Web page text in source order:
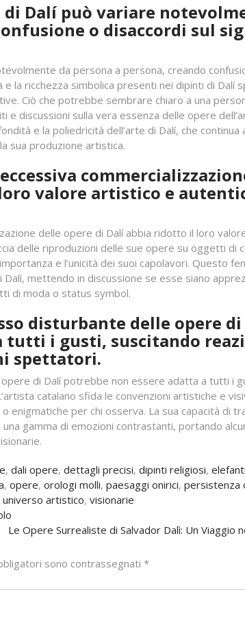
Dalí può variare
o disaccordi sul
da persona a persona, creando
la ricchezza simbolica presenti nei dipinti di Dalí
Ciò che potrebbe sembrare chiaro a una
e discussioni sulla vera essenza delle opere
e la poliedricità dell’arte di Dalí, che continua
sua produzione artistica.
valore artistico e
delle opere di Dalí abbia ridotto il loro
delle riproduzioni delle sue opere su oggetti di
e l’unicità dei suoi capolavori. Questo
mettendo in discussione se esse siano
di moda o status symbol.
disturbante delle opere
tutti i gusti, suscitando
spettatori.
di Dalí potrebbe non essere adatta a tutti i
catalano sfida le convenzioni artistiche e
enigmatiche per chi osserva. La sua capacità di
gamma di emozioni contrastanti, portando
, dali opere, dettagli precisi, dipinti religiosi,
, opere, orologi molli, paesaggi onirici, persistenza
universo artistico, visionarie
Le Opere Surrealiste di Salvador Dalì: Un Viaggio
sono contrassegnati *